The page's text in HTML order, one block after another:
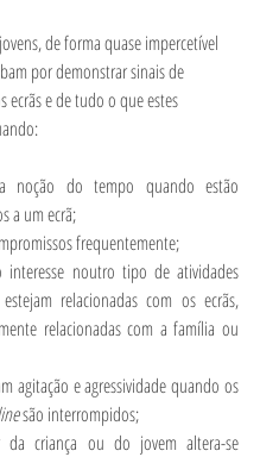
de forma quase impercetível
por demonstrar sinais de
ecrãs e de tudo o que estes
noção do tempo quando estão
a um ecrã;
frequentemente;
interesse noutro tipo de atividades
relacionadas com os ecrãs,
relacionadas com a família ou
agitação e agressividade quando os
são interrompidos;
da criança ou do jovem altera-se